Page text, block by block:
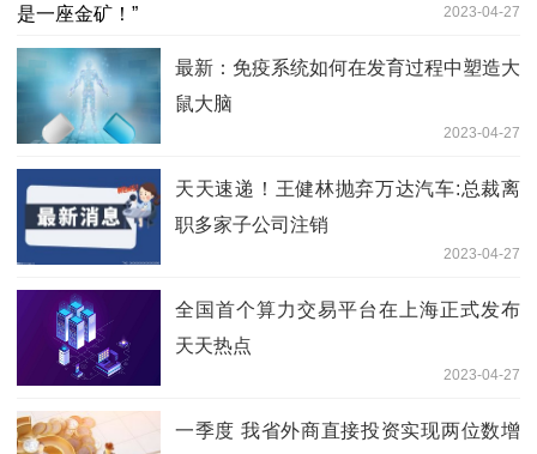
2023-04-27
最新：免疫系统如何在发育过程中塑造大
鼠大脑
2023-04-27
天天速递！王健林抛弃万达汽车:总裁离
职多家子公司注销
2023-04-27
全国首个算力交易平台在上海正式发布
天天热点
2023-04-27
一季度 我省外商直接投资实现两位数增